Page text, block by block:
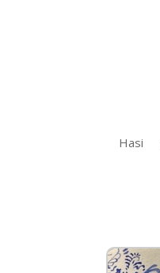
Hasi